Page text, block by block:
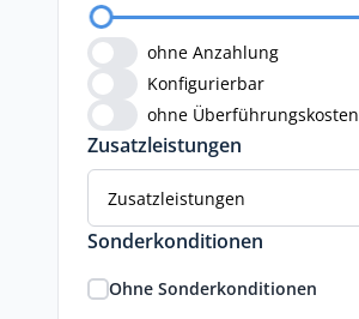
ohne Anzahlung
Konfigurierbar
ohne Überführungskosten
Zusatzleistungen
Zusatzleistungen
Sonderkonditionen
Ohne Sonderkonditionen